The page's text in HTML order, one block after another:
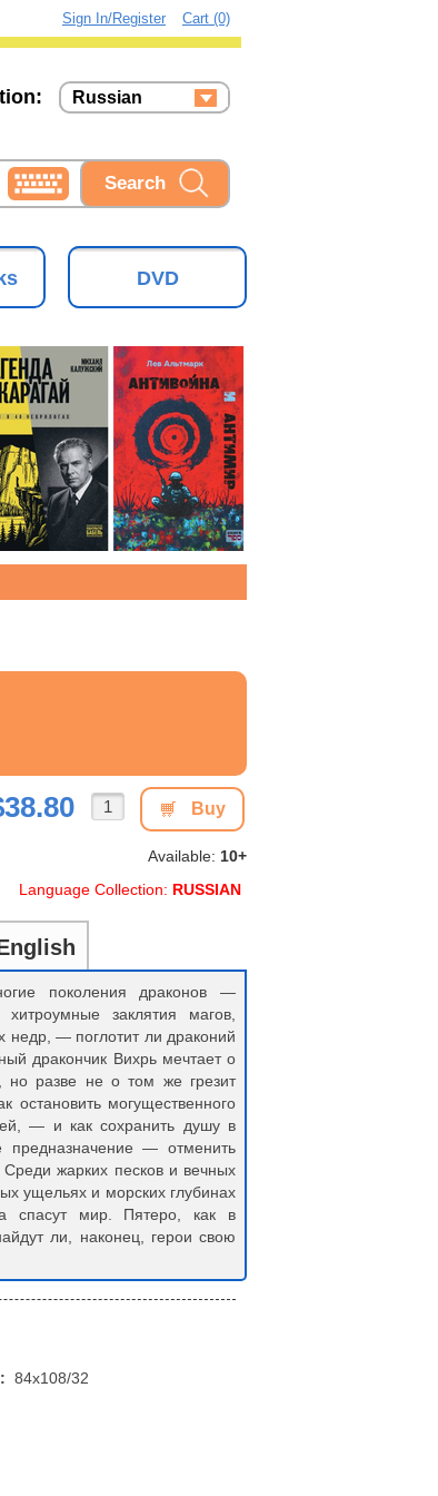
Cart (0)
Sign In/Register
Russian
Ukrainian
DVD
Buy
Available: 10+
Language Collection: RUSSIAN
поколения драконов —
заклятия магов,
недр, — поглотит ли драконий
дракончик Вихрь мечтает о
разве не о том же грезит
остановить могущественного
— и как сохранить душу в
— отменить
Среди жарких песков и вечных
ущельях и морских глубинах
спасут мир. Пятеро, как в
ли, наконец, герои свою
84x108/32